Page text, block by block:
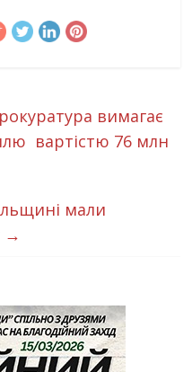
вимагає
вартістю 76 млн
мали
→